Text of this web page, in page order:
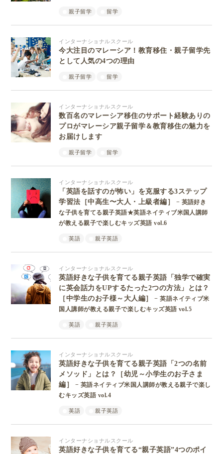
親子留学 留学
インターナショナルスクール
今大注目のマレーシア！教育移住・親子留学先
として人気の4つの理由
親子留学 留学
インターナショナルスクール
数百名のマレーシア移住のサポート経験ありの
プロがマレーシア親子留学＆教育移住の魅力を
お届けします
親子留学 留学
インターナショナルスクール
「英語を話すのが怖い」を克服する3ステップ
学習法［中高生〜大人・上級者編］
− 英語好き
な子供を育てる親子英語★英語ネイティブ米国人講師
が教える親子で楽しむキッズ英語 vol.6
英語 親子英語
インターナショナルスクール
英語好きな子供を育てる親子英語「独学で確実
に英会話力をUPするたった2つの方法」とは？
［中学生のお子様～大人編］
− 英語ネイティブ米
国人講師が教える親子で楽しむキッズ英語 vol.5
英語 親子英語
インターナショナルスクール
英語好きな子供を育てる親子英語「2つの名前
メソッド」とは？［幼児～小学生のお子さま
編］
− 英語ネイティブ米国人講師が教える親子で楽し
むキッズ英語 vol.4
英語 親子英語
インターナショナルスクール
英語好きな子供を育てる“親子英語”4つのポイ